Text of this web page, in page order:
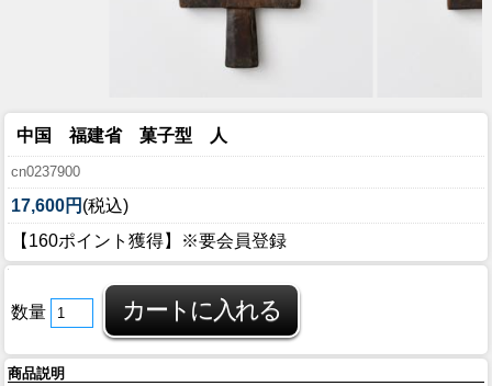
中国 福建省 菓子型 人
cn0237900
17,600円 (税込)
【160ポイント獲得】※要会員登録
数量
商品説明